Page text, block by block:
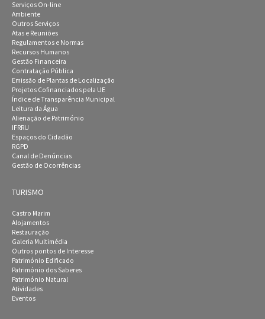
Serviços On-line
Ambiente
Outros Serviços
Atas e Reuniões
Regulamentos e Normas
Recursos Humanos
Gestão Financeira
Contratação Pública
Emissão de Plantas de Localização
Projetos Cofinanciados pela UE
Índice de Transparência Municipal
Leitura da Água
Alienação de Património
IFRRU
Espaços do Cidadão
RGPD
Canal de Denúncias
Gestão de Ocorrências
TURISMO
Castro Marim
Alojamentos
Restauração
Galeria Multimédia
Outros pontos de Interesse
Património Edificado
Património dos Saberes
Património Natural
Atividades
Eventos